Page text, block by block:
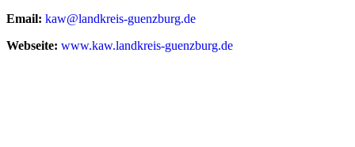
Email: kaw@landkreis-guenzburg.de
Webseite: www.kaw.landkreis-guenzburg.de